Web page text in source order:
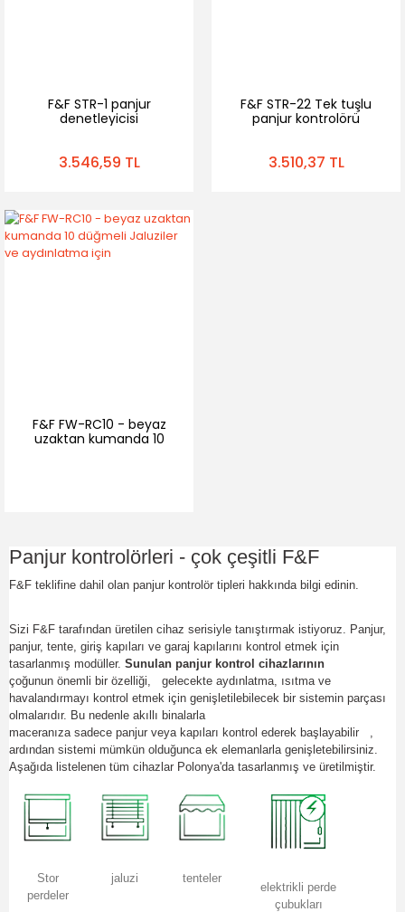
F&F STR-1 panjur
denetleyicisi
3.546,59 TL
F&F STR-22 Tek tuşlu
panjur kontrolörü
3.510,37 TL
F&F FW-RC10 - beyaz
uzaktan kumanda 10
Panjur kontrolörleri - çok çeşitli F&F
F&F teklifine dahil olan panjur kontrolör tipleri hakkında bilgi edinin.
Sizi F&F tarafından üretilen cihaz serisiyle tanıştırmak istiyoruz. Panjur,
panjur, tente, giriş kapıları ve garaj kapılarını kontrol etmek için
tasarlanmış modüller. Sunulan panjur kontrol cihazlarının
çoğunun önemli bir özelliği,
gelecekte aydınlatma, ısıtma ve
havalandırmayı kontrol etmek için genişletilebilecek bir sistemin parçası
olmalarıdır. Bu nedenle akıllı binalarla
maceranıza sadece panjur veya kapıları kontrol ederek başlayabilir
,
ardından sistemi mümkün olduğunca ek elemanlarla genişletebilirsiniz.
Aşağıda listelenen tüm cihazlar Polonya'da tasarlanmış ve üretilmiştir.
Stor
perdeler
jaluzi tenteler
elektrikli perde
çubukları